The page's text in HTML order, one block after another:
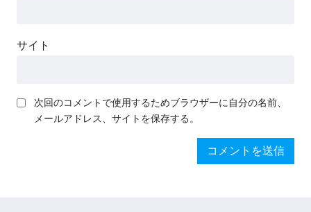
サイト
次回のコメントで使用するためブラウザーに自分の名前、
メールアドレス、サイトを保存する。